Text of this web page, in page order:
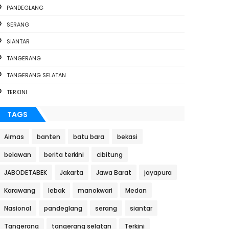
PANDEGLANG
SERANG
SIANTAR
TANGERANG
TANGERANG SELATAN
TERKINI
TAGS
Aimas banten batu bara bekasi
belawan berita terkini cibitung
JABODETABEK Jakarta Jawa Barat jayapura
Karawang lebak manokwari Medan
Nasional pandeglang serang siantar
Tangerang tangerang selatan Terkini